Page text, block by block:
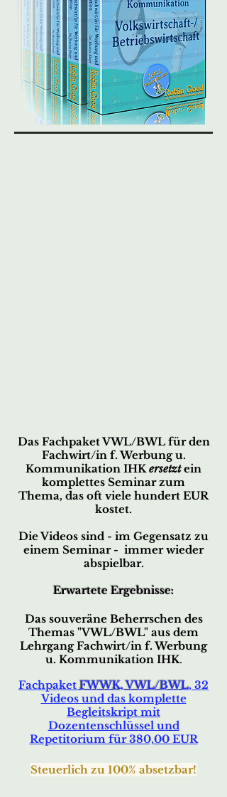
Das Fachpaket VWL/BWL für den
Fachwirt/in f. Werbung u.
Kommunikation IHKersetztein
komplettes Seminar zum
Thema, das oft viele hundert EUR
kostet.
Die Videos sind - im Gegensatz zu
einem Seminar - immer wieder
abspielbar.
Erwartete Ergebnisse:
Das souveräne Beherrschen des
Themas "VWL/BWL" aus dem
Lehrgang Fachwirt/in f. Werbung
u. Kommunikation IHK.
FachpaketFWWK, VWL/BWL, 32
Videos und das komplette
Begleitskript mit
Dozentenschlüssel und
Repetitorium für 380,00 EUR
Steuerlich zu 100% absetzbar!